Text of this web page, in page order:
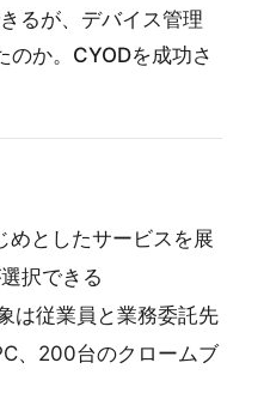
るが、デバイス管理
か。CYODを成功さ
めとしたサービスを展
択できる
は従業員と業務委託先
、200台のクロームブ